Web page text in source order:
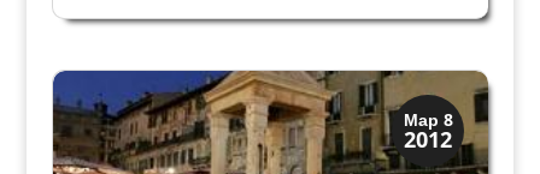
возведено Комуной Вероны в XII веке рядом с
административных и торговых целей....
Мар 8
2012
Верона
Средневековая